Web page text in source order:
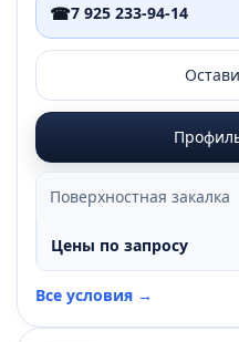
☎7 925 233-94-14
Поверхностная закалка
Цены по запросу
Все условия →